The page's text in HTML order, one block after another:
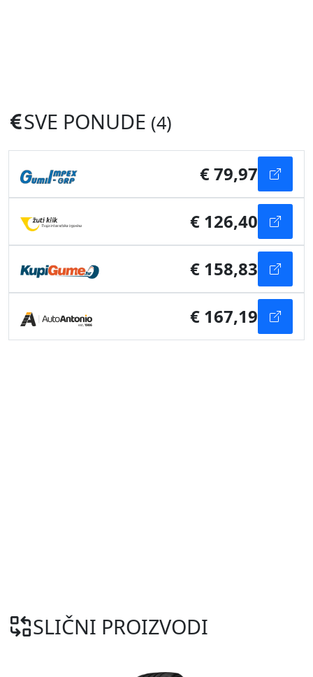
SVE PONUDE (4)
€ 79,97
€ 126,40
€ 158,83
€ 167,19
SLIČNI PROIZVODI